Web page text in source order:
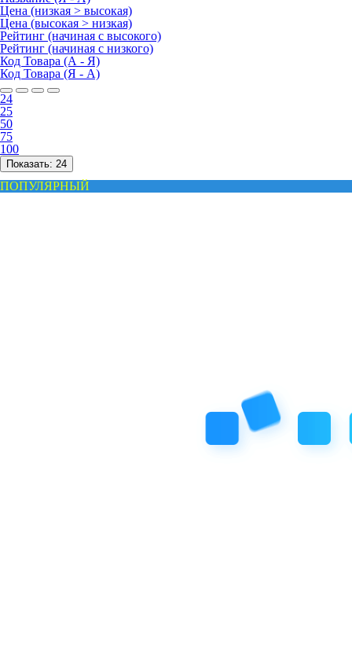
Цена (низкая > высокая)
Цена (высокая > низкая)
Рейтинг (начиная с высокого)
Рейтинг (начиная с низкого)
Код Товара (А - Я)
Код Товара (Я - А)
24
25
50
75
100
Показать: 24
ПОПУЛЯРНЫЙ